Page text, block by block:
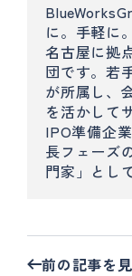
に。手軽に
名古屋に拠
団です。若
が所属し、
を活かして
IPO準備企
長フェーズ
門家」とし
前の記事を